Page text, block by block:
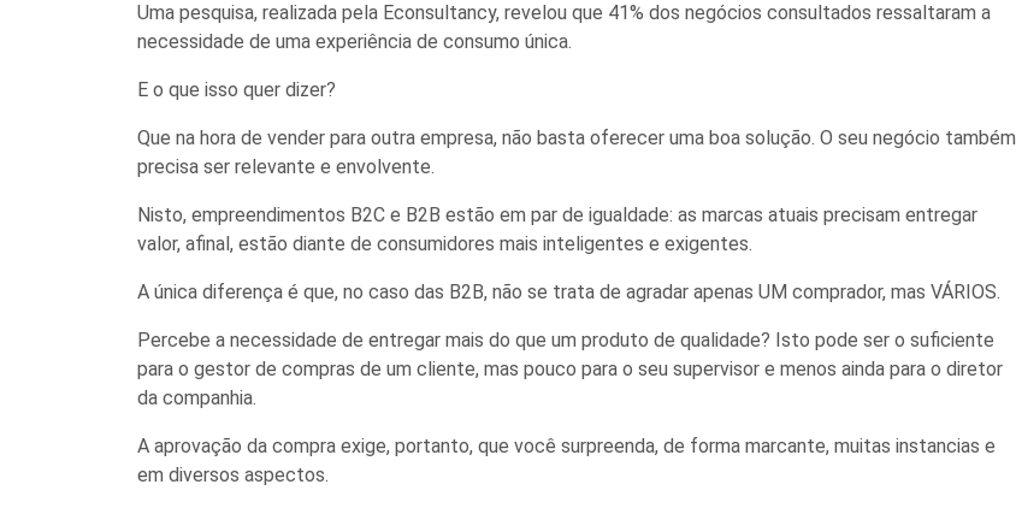
Uma pesquisa, realizada pela Econsultancy, revelou que 41% dos negócios consultados ressaltaram a
necessidade de uma experiência de consumo única.
E o que isso quer dizer?
Que na hora de vender para outra empresa, não basta oferecer uma boa solução. O seu negócio também
precisa ser relevante e envolvente.
Nisto, empreendimentos B2C e B2B estão em par de igualdade: as marcas atuais precisam entregar
valor, afinal, estão diante de consumidores mais inteligentes e exigentes.
A única diferença é que, no caso das B2B, não se trata de agradar apenas UM comprador, mas VÁRIOS.
Percebe a necessidade de entregar mais do que um produto de qualidade? Isto pode ser o suficiente
para o gestor de compras de um cliente, mas pouco para o seu supervisor e menos ainda para o diretor
da companhia.
A aprovação da compra exige, portanto, que você surpreenda, de forma marcante, muitas instancias e
em diversos aspectos.